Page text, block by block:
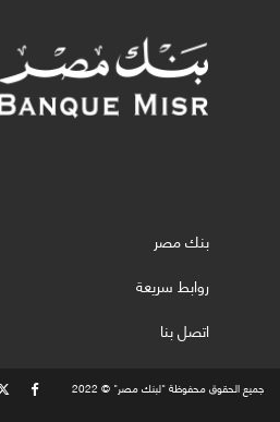
بنك مصر
روابط سريعة
اتصل بنا
جميع الحقوق محفوظة "لبنك مصر" © 2022